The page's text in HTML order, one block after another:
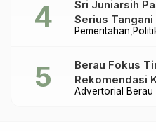
Pemeritahan
Sri Juniarsih
Serius
Praktik Ilegal
Advertorial Berau
Berau Fokus
Rekomendasi